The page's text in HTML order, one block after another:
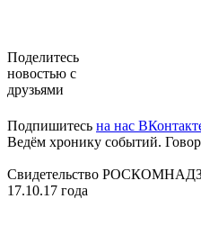
Поделитесь
новостью с
друзьями
Подпишитесь на нас
Ведём хронику событий.
Свидетельство
17.10.17 года